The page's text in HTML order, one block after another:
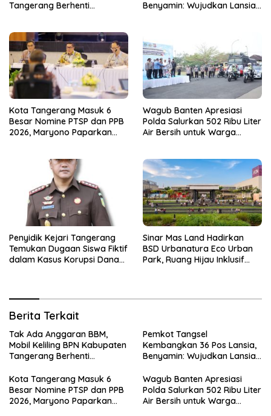
Tangerang Berhenti
Benyamin: Wujudkan Lansia
Kota Tangerang Masuk 6
Besar Nomine PTSP dan PPB
2026, Maryono Paparkan
Wagub Banten Apresiasi
Polda Salurkan 502 Ribu Liter
Air Bersih untuk Warga
Penyidik Kejari Tangerang
Temukan Dugaan Siswa Fiktif
dalam Kasus Korupsi Dana
Sinar Mas Land Hadirkan
BSD Urbanatura Eco Urban
Park, Ruang Hijau Inklusif
Berita Terkait
Tak Ada Anggaran BBM,
Mobil Keliling BPN Kabupaten
Tangerang Berhenti
Pemkot Tangsel
Kembangkan 36 Pos Lansia,
Benyamin: Wujudkan Lansia
Kota Tangerang Masuk 6
Besar Nomine PTSP dan PPB
2026, Maryono Paparkan
Wagub Banten Apresiasi
Polda Salurkan 502 Ribu Liter
Air Bersih untuk Warga